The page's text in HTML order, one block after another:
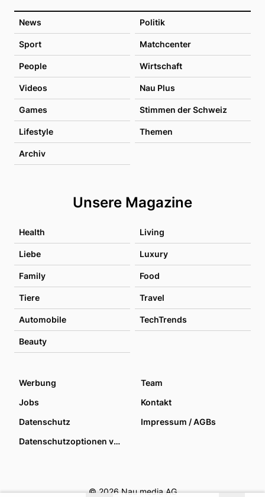
News Politik
Sport Matchcenter
People Wirtschaft
Videos Nau Plus
Games Stimmen der Schweiz
Lifestyle Themen
Archiv
Unsere Magazine
Health Living
Liebe Luxury
Family Food
Tiere Travel
Automobile TechTrends
Beauty
Werbung
Team
Jobs
Kontakt
Datenschutz
Impressum / AGBs
Datenschutzoptionen verwalten
© 2026 Nau media AG